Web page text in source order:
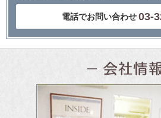
電話でお問い合わせ 03-